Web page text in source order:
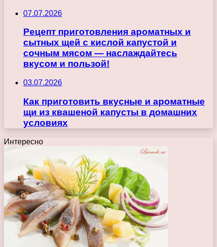
07.07.2026
Рецепт приготовления ароматных и
сытных щей с кислой капустой и
сочным мясом — наслаждайтесь
вкусом и пользой!
03.07.2026
Как приготовить вкусные и ароматные
щи из квашеной капусты в домашних
условиях
Интересно